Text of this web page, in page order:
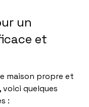
un
et
maison propre et
quelques
: